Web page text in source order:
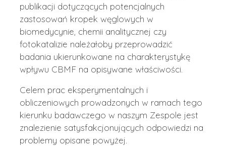
publikacji dotyczących potencjalnych
zastosowań kropek węglowych w
biomedycynie, chemii analitycznej czy
fotokatalizie należałoby przeprowadzić
badania ukierunkowane na charakterystykę
wpływu CBMF na opisywane właściwości.
Celem prac eksperymentalnych i
obliczeniowych prowadzonych w ramach tego
kierunku badawczego w naszym Zespole jest
znalezienie satysfakcjonujących odpowiedzi na
problemy opisane powyżej.